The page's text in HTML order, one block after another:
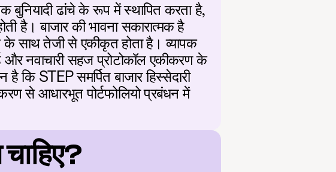
बुनियादी ढांचे के रूप में स्थापित करता है,
है। बाजार की भावना सकारात्मक है
के साथ तेजी से एकीकृत होता है। व्यापक
और नवाचारी सहज प्रोटोकॉल एकीकरण के
कि STEP समर्पित बाजार हिस्सेदारी
से आधारभूत पोर्टफोलियो प्रबंधन में